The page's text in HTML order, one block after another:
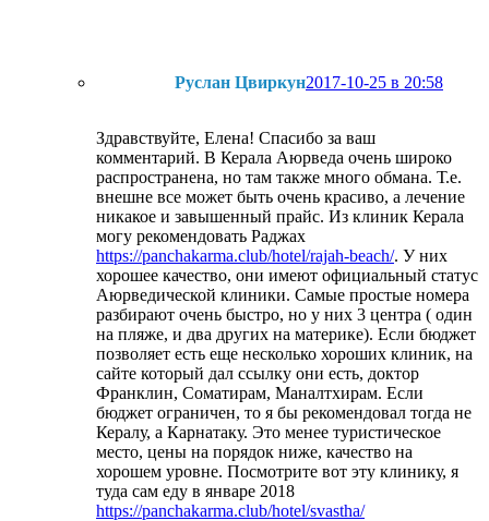
Руслан Цвиркун2017-10-25 в 20:58
Здравствуйте, Елена! Спасибо за ваш
комментарий. В Керала Аюрведа очень широко
распространена, но там также много обмана. Т.е.
внешне все может быть очень красиво, а лечение
никакое и завышенный прайс. Из клиник Керала
могу рекомендовать Раджах
https://panchakarma.club/hotel/rajah-beach/. У них
хорошее качество, они имеют официальный статус
Аюрведической клиники. Самые простые номера
разбирают очень быстро, но у них 3 центра ( один
на пляже, и два других на материке). Если бюджет
позволяет есть еще несколько хороших клиник, на
сайте который дал ссылку они есть, доктор
Франклин, Соматирам, Маналтхирам. Если
бюджет ограничен, то я бы рекомендовал тогда не
Кералу, а Карнатаку. Это менее туристическое
место, цены на порядок ниже, качество на
хорошем уровне. Посмотрите вот эту клинику, я
туда сам еду в январе 2018
https://panchakarma.club/hotel/svastha/